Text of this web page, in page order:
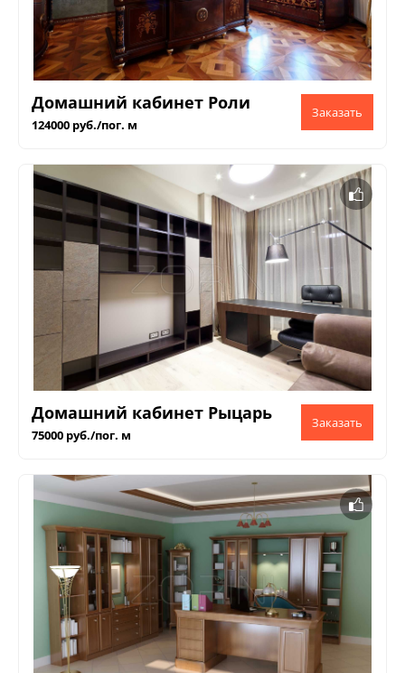
Домашний кабинет Роли
124000 руб./пог. м
Домашний кабинет Рыцарь
75000 руб./пог. м